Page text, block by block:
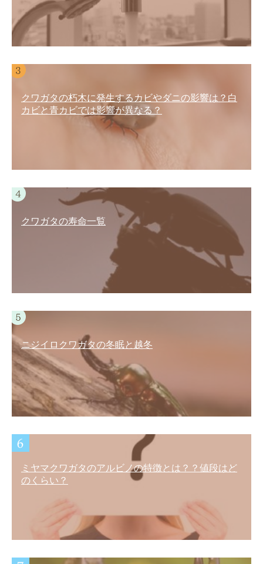
クワガタの朽木に発生するカビやダニの影響は？白
カビと青カビでは影響が異なる？
クワガタの寿命一覧
ニジイロクワガタの冬眠と越冬
ミヤマクワガタのアルビノの特徴とは？？値段はど
のくらい？